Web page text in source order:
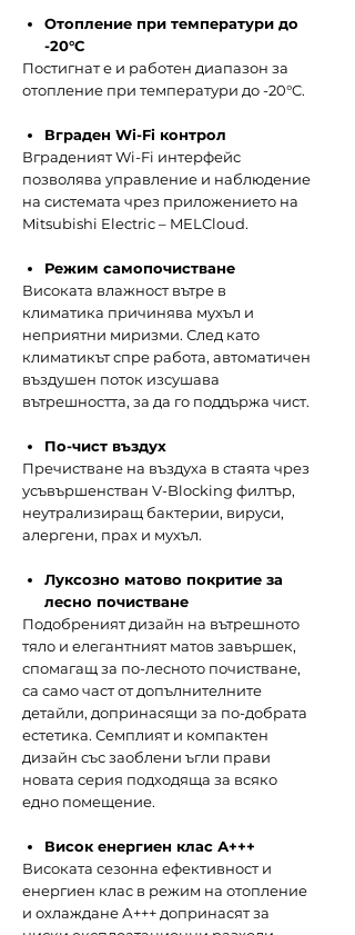
Отопление при температури до
-20°C
Постигнат е и работен диапазон за
отопление при температури до -20°C.
Вграден Wi-Fi контрол
Вграденият Wi-Fi интерфейс
позволява управление и наблюдение
на системата чрез приложението на
Mitsubishi Electric – MELCloud.
Режим самопочистване
Високата влажност вътре в
климатика причинява мухъл и
неприятни миризми. След като
климатикът спре работа, автоматичен
въздушен поток изсушава
вътрешността, за да го поддържа чист.
По-чист въздух
Пречистване на въздуха в стаята чрез
усъвършенстван V-Blocking филтър,
неутрализиращ бактерии, вируси,
алергени, прах и мухъл.
Луксозно матово покритие за
лесно почистване
Подобреният дизайн на вътрешното
тяло и елегантният матов завършек,
спомагащ за по-лесното почистване,
са само част от допълнителните
детайли, допринасящи за по-добрата
естетика. Семплият и компактен
дизайн със заоблени ъгли прави
новата серия подходяща за всяко
едно помещение.
Висок енергиен клас А+++
Високата сезонна ефективност и
енергиен клас в режим на отопление
и охлаждане А+++ допринасят за